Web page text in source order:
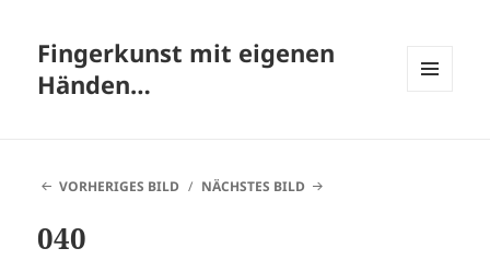
Fingerkunst mit eigenen
Händen…
VORHERIGES BILD NÄCHSTES BILD
040